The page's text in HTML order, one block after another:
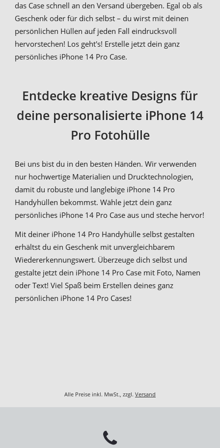
das Case schnell an den Versand übergeben. Egal ob als
Geschenk oder für dich selbst – du wirst mit deinen
persönlichen Hüllen auf jeden Fall eindrucksvoll
hervorstechen! Los geht's! Erstelle jetzt dein ganz
persönliches iPhone 14 Pro Case.
Entdecke kreative Designs für
deine personalisierte iPhone 14
Pro Fotohülle
Bei uns bist du in den besten Händen. Wir verwenden
nur hochwertige Materialien und Drucktechnologien,
damit du robuste und langlebige iPhone 14 Pro
Handyhüllen bekommst. Wähle jetzt dein ganz
persönliches iPhone 14 Pro Case aus und steche hervor!
Mit deiner iPhone 14 Pro Handyhülle selbst gestalten
erhältst du ein Geschenk mit unvergleichbarem
Wiedererkennungswert. Überzeuge dich selbst und
gestalte jetzt dein iPhone 14 Pro Case mit Foto, Namen
oder Text! Viel Spaß beim Erstellen deines ganz
persönlichen iPhone 14 Pro Cases!
Alle Preise inkl. MwSt., zzgl. Versand